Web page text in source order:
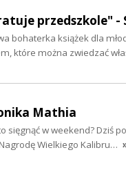
przedszkole" -
bohaterka książek dla
które można zwiedzać
Mathia
sięgnąć w weekend? Dziś
Wielkiego Kalibru…